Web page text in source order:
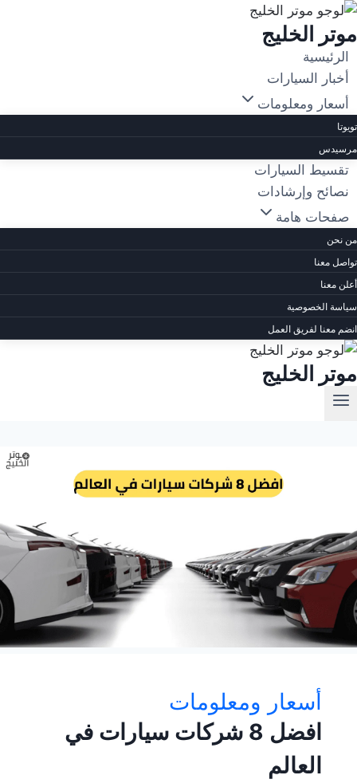
التجاوز
إلى
المحتوى
موتر الخليج
الرئيسية
أخبار السيارات
أسعار ومعلومات
تويوتا
مرسيدس
تقسيط السيارات
نصائح وإرشادات
صفحات هامة
من نحن
تواصل معنا
أعلن معنا
سياسة الخصوصية
انضم معنا لفريق العمل
موتر الخليج
أسعار ومعلومات
افضل 8 شركات سيارات في
العالم